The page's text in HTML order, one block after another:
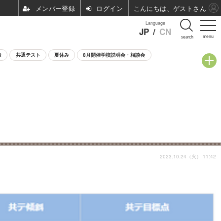
menu
Language
JP / CN search
共通テスト 夏休み 8月開催学校説明会・相談会
2023.10.24（火） 11:42
ログイン こんにちは、ゲストさん